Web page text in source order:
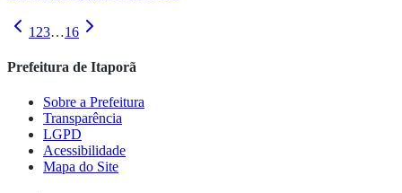
1 23…16
Prefeitura de Itaporã
Sobre a Prefeitura
Transparência
LGPD
Acessibilidade
Mapa do Site